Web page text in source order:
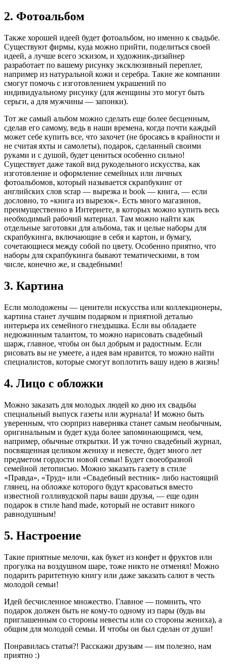
2. Фотоальбом
Также хорошей идеей будет фотоальбом, но именно к свадьбе.
Существуют фирмы, куда можно прийти, поделиться своей
идеей, а лучше всего эскизом, и художник-дизайнер
разработает по вашему рисунку эксклюзивный переплет,
например из натуральной кожи и серебра. Такие же компании
смогут помочь с изготовлением украшений по
индивидуальному рисунку (для женщины это могут быть
серьги, а для мужчины — запонки).
Тот же самый альбом можно сделать еще более бесценным,
сделав его самому, ведь в наши времена, когда почти каждый
может себе купить все, что захочет (не бросаясь в крайности и
не считая яхты и самолеты), подарок, сделанный своими
руками и с душой, будет цениться особенно сильно!
Существует даже такой вид рукодельного искусства, как
изготовление и оформление семейных или личных
фотоальбомов, который называется скрапбукинг от
английских слов scrap — вырезка и book — книга, — если
дословно, то «книга из вырезок». Есть много магазинов,
преимущественно в Интернете, в которых можно купить весь
необходимый рабочий материал. Там можно найти как
отдельные заготовки для альбома, так и целые наборы для
скрапбукинга, включающие в себя и картон, и бумагу,
сочетающиеся между собой по цвету. Особенно приятно, что
наборы для скрапбукинга бывают тематическими, в том
числе, конечно же, и свадебными!
3. Картина
Если молодожены — ценители искусства или коллекционеры,
картина станет лучшим подарком и приятной деталью
интерьера их семейного гнездышка. Если вы обладаете
недюжинным талантом, то можно нарисовать свадебный
шарж, главное, чтобы он был добрым и радостным. Если
рисовать вы не умеете, а идея вам нравится, то можно найти
специалистов, которые смогут воплотить вашу идею в жизнь!
4. Лицо с обложки
Можно заказать для молодых людей ко дню их свадьбы
специальный выпуск газеты или журнала! И можно быть
уверенным, что сюрприз наверняка станет самым необычным,
оригинальным и будет куда более запоминающимся, чем,
например, обычные открытки. И уж точно свадебный журнал,
посвященная целиком жениху и невесте, будет много лет
предметом гордости новой семьи! Будет своеобразной
семейной летописью. Можно заказать газету в стиле
«Правда», «Труд» или «Свадебный вестник» либо настоящий
глянец, на обложке которого будут красоваться вместо
известной голливудской пары ваши друзья, — еще один
подарок в стиле hand made, который не оставит никого
равнодушным!
5. Настроение
Такие приятные мелочи, как букет из конфет и фруктов или
прогулка на воздушном шаре, тоже никто не отменял! Можно
подарить раритетную книгу или даже заказать салют в честь
молодой семьи!
Идей бесчисленное множество. Главное — помнить, что
подарок должен быть не кому-то одному из пары (будь вы
приглашенным со стороны невесты или со стороны жениха), а
общим для молодой семьи. И чтобы он был сделан от души!
Понравилась статья?! Расскажи друзьям — им полезно, нам
приятно :)